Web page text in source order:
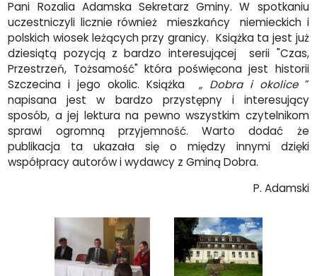
Pani Rozalia Adamska Sekretarz Gminy. W spotkaniu
uczestniczyli licznie również mieszkańcy niemieckich i
polskich wiosek leżących przy granicy. Książka ta jest już
dziesiątą pozycją z bardzo interesującej serii "Czas,
Przestrzeń, Tożsamość" która poświęcona jest historii
Szczecina i jego okolic. Książka „ Dobra i okolice”
napisana jest w bardzo przystępny i interesujący
sposób, a jej lektura na pewno wszystkim czytelnikom
sprawi ogromną przyjemność. Warto dodać że
publikacja ta ukazała się o między innymi dzięki
współpracy autorów i wydawcy z Gminą Dobra.
P. Adamski